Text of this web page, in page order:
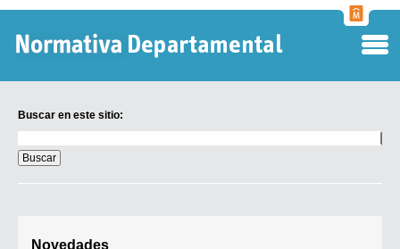
Buscar en este sitio:
en
este
sitio:
Novedades